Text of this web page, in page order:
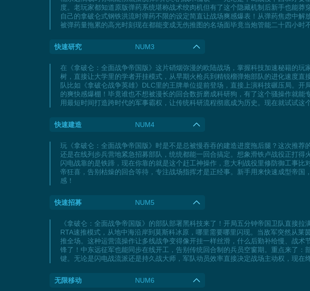
度。老玩家都知道原版弹药系统堪称战术绞肉机但有了这个隐藏机制后新手也能
自己的拿破仑式钢铁洪流时弹药不限的设定简直让战场爽感爆表！从弹药焦虑中
被弹药量拖累的高光时刻现在都能变成无伤推图的名场面毕竟当炮管能二十四小时
快速研究 NUM3
在《拿破仑：全面战争帝国版》这片硝烟弥漫的欧陆战场，掌握科技加速秘籍的
树，直接让大学里的学者开挂模式，从早期火枪兵到精锐榴弹炮部队的进化速度
队比如《拿破仑战争英雄》DLC里的王牌单位提前登场，直接上演科技碾压局。
的爽快感爆棚！毕竟谁也不想被漫长的回合数折磨成科研狗，有了这个骚操作就
用最短时间打造跨时代的军事霸权，让传统科研流程彻底成为历史。现在就试试
快速建造 NUM4
玩《拿破仑：全面战争帝国版》时是不是总被慢吞吞的建造进度拖后腿？这次推
还是在线列步兵营地紧急招募部队，统统都能一回合搞定。想象滑铁卢战役正打
闪电战靠的是铁蹄，现在你靠的就是这个赶工神操作，意大利战役里修防御工事
帝狂喜，告别枯燥的回合等待，专注战场指挥才是正经事。新手用来快速成型帝
感！
快速招募 NUM5
《拿破仑：全面战争帝国版》的部队部署黑科技来了！开局五分钟帝国卫队直接
RTA速推模式，从地中海沿岸到莫斯科冰原，哪里需要哪里闪现。当敌军突然从
推全场。这种运营流操作让多线战争变得像开挂一样丝滑，什么后勤补给慢、战
锋了！中东远征军也能同步在线开工，告别传统回合制的兵员空窗期。重点来了
键。无论是闪电战流派还是持久战大师，军队动员效率直接决定战场主动权，现在
无限移动 NUM6